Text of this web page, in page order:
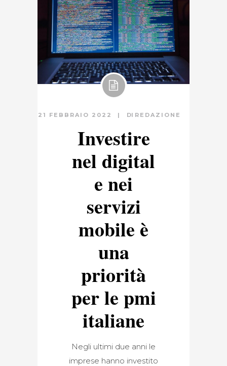
21 FEBBRAIO 2022 DI REDAZIONE
Investire
nel digital
e nei
servizi
mobile è
una
priorità
per le pmi
italiane
Negli ultimi due anni le
imprese hanno investito